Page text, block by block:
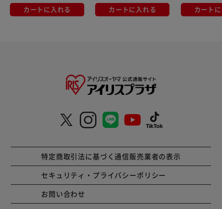
カートに入れる カートに入れる カート
特定商取引法に基づく通信販売業者の表示
セキュリティ・プライバシーポリシー
お問い合わせ